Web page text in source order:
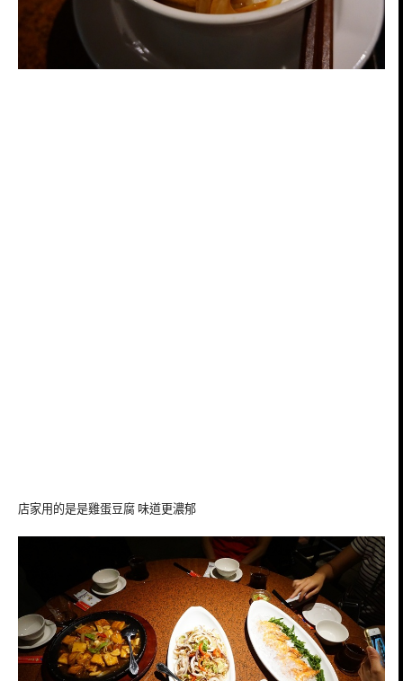
店家用的是是雞蛋豆腐 味道更濃郁